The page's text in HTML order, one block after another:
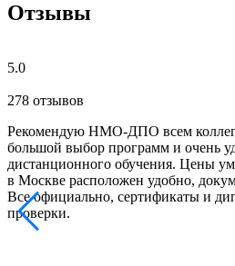
Отзывы
5.0
278 отзывов
Рекомендую НМО-ДПО всем
большой выбор программ и очень
дистанционного обучения. Цены
в Москве расположен удобно,
Все официально, сертификаты и
проверки.